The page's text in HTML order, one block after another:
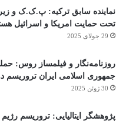
نماینده سابق ترکیه: پ.ک.ک و
تحت حمایت امریکا و اسرائیل
29 جولای 2025
روزنامه‌نگار و فیلمساز روس:
جمهوری اسلامی ایران تروریسم
30 ژوئن 2025
پژوهشگر ایتالیایی: تروریسم